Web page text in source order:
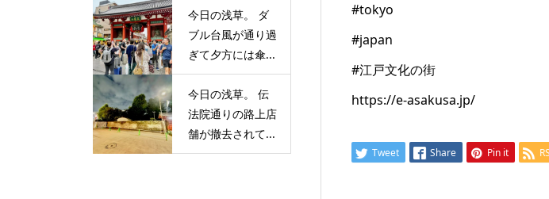
#tokyo
#japan
#江戸文化の街
https://e-asakusa.jp/
Tweet Share Pin it
今日の浅草。 ダ
ブル台風が通り過
ぎて夕方には傘...
今日の浅草。 伝
法院通りの路上店
舗が撤去されて...